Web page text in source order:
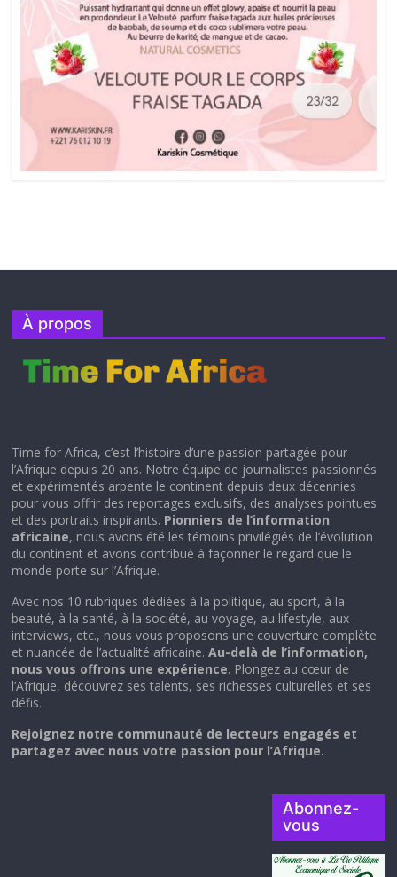
À propos
Time for Africa, c’est l’histoire d’une passion partagée pour
l’Afrique depuis 20 ans. Notre équipe de journalistes passionnés
et expérimentés arpente le continent depuis deux décennies
pour vous offrir des reportages exclusifs, des analyses pointues
et des portraits inspirants. Pionniers de l’information
africaine, nous avons été les témoins privilégiés de l’évolution
du continent et avons contribué à façonner le regard que le
monde porte sur l’Afrique.
Avec nos 10 rubriques dédiées à la politique, au sport, à la
beauté, à la santé, à la société, au voyage, au lifestyle, aux
interviews, etc., nous vous proposons une couverture complète
et nuancée de l’actualité africaine.Au-delà de l’information,
nous vous offrons une expérience. Plongez au cœur de
l’Afrique, découvrez ses talents, ses richesses culturelles et ses
défis.
Rejoignez notre communauté de lecteurs engagés et
partagez avec nous votre passion pour l’Afrique.
Abonnez-
vous